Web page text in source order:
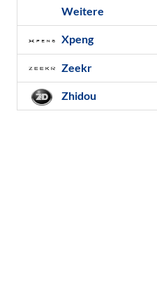
Weitere
Xpeng
Zeekr
Zhidou